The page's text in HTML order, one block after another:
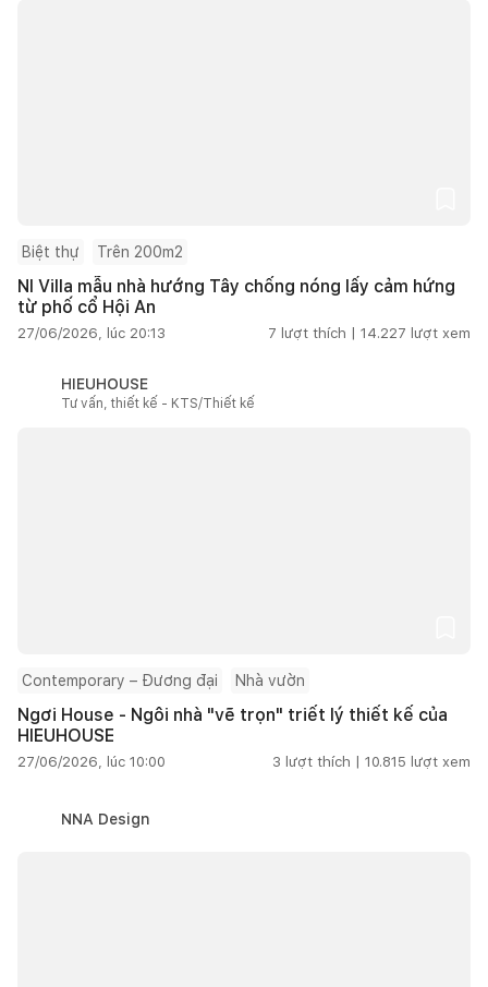
Biệt thự Trên 200m2
NI Villa mẫu nhà hướng Tây chống nóng lấy cảm hứng
từ phố cổ Hội An
27/06/2026, lúc 20:13 7 lượt thích | 14.227 lượt xem
HIEUHOUSE
Tư vấn, thiết kế - KTS/Thiết kế
Contemporary – Đương đại Nhà vườn
Ngơi House - Ngôi nhà "vẽ trọn" triết lý thiết kế của
HIEUHOUSE
27/06/2026, lúc 10:00 3 lượt thích | 10.815 lượt xem
NNA Design